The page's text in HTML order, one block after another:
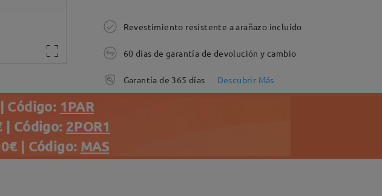
Revestimiento resistente a arañazo incluído
60 días de garantía de devolución y cambio
Garantía de 365 días Descubrir Más
Código: 1PAR
| Código: 2POR1
| Código: MAS